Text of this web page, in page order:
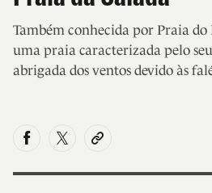
Também conhecida por Praia do
uma praia caracterizada pelo
abrigada dos ventos devido às